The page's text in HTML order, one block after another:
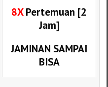
8XPertemuan [2
Jam]
JAMINAN SAMPAI
BISA